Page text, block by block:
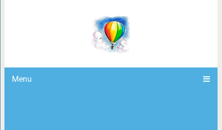
Menu
Салат, что обошел